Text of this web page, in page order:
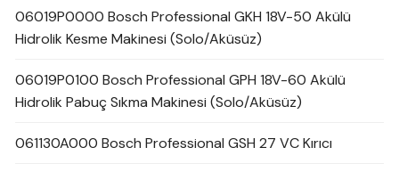
06019P0000 Bosch Professional GKH 18V-50 Akülü
Hidrolik Kesme Makinesi (Solo/Aküsüz)
06019P0100 Bosch Professional GPH 18V-60 Akülü
Hidrolik Pabuç Sıkma Makinesi (Solo/Aküsüz)
061130A000 Bosch Professional GSH 27 VC Kırıcı